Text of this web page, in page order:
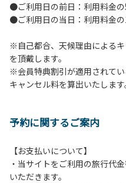
・ペットをお連れのお客様
さい。他のお客様の迷惑に
・電源は各サイトにありま
発電機等は使用できません。
・キャンプサイトでは、車
・場内での制限速度は10㎞/h
用）はお止めください。
自己管理責任とさせていただ
●ご利用日の前日：利用料金
●ご利用日の当日：利用料金
※自己都合、天候理由による
を頂戴します。
※会員特典割引が適用されて
キャンセル料を算出いたします
予約に関するご案内
【お支払いについて】
・当サイトをご利用の旅行代
いただきます。